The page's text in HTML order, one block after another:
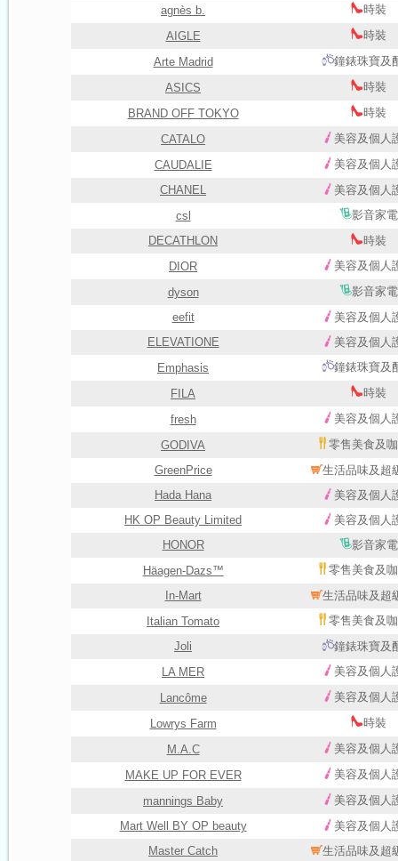
agnès b.
時裝
AIGLE
時裝
Arte Madrid
鐘錶珠寶及
ASICS
時裝
BRAND OFF TOKYO
時裝
CATALO
美容及個人
CAUDALIE
美容及個人
CHANEL
美容及個人
csl
影音家電
DECATHLON
時裝
DIOR
美容及個人
dyson
影音家電
eefit
美容及個人
ELEVATIONE
美容及個人
Emphasis
鐘錶珠寶及
FILA
時裝
fresh
美容及個人
GODIVA
零售美食及
GreenPrice
生活品味及超
Hada Hana
美容及個人
HK OP Beauty Limited
美容及個人
HONOR
影音家電
Häagen-Dazs™
零售美食及
In-Mart
生活品味及超
Italian Tomato
零售美食及
Joli
鐘錶珠寶及
LA MER
美容及個人
Lancôme
美容及個人
Lowrys Farm
時裝
M.A.C
美容及個人
MAKE UP FOR EVER
美容及個人
mannings Baby
美容及個人
Mart Well BY OP beauty
美容及個人
Master Catch
生活品味及超